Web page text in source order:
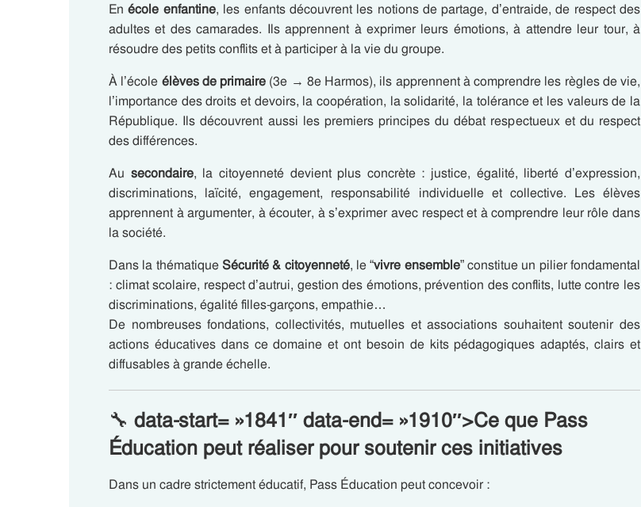
Enécole enfantine, les enfants découvrent les notions de partage, d’entraide, de respect des
adultes et des camarades. Ils apprennent à exprimer leurs émotions, à attendre leur tour, à
résoudre des petits conflits et à participer à la vie du groupe.
À l’école élèves de primaire (3e → 8e Harmos), ils apprennent à comprendre les règles de vie,
l’importance des droits et devoirs, la coopération, la solidarité, la tolérance et les valeurs de la
République. Ils découvrent aussi les premiers principes du débat respectueux et du respect
des différences.
Au secondaire, la citoyenneté devient plus concrète : justice, égalité, liberté d’expression,
discriminations, laïcité, engagement, responsabilité individuelle et collective. Les élèves
apprennent à argumenter, à écouter, à s’exprimer avec respect et à comprendre leur rôle dans
la société.
Dans la thématiqueSécurité & citoyenneté, le “vivre ensemble” constitue un pilier fondamental
: climat scolaire, respect d’autrui, gestion des émotions, prévention des conflits, lutte contre les
discriminations, égalité filles-garçons, empathie…
De nombreuses fondations, collectivités, mutuelles et associations souhaitent soutenir des
actions éducatives dans ce domaine et ont besoin de kits pédagogiques adaptés, clairs et
diffusables à grande échelle.
🔧 data-start= »1841″ data-end= »1910″>Ce que Pass
Éducation peut réaliser pour soutenir ces initiatives
Dans un cadre strictement éducatif, Pass Éducation peut concevoir :